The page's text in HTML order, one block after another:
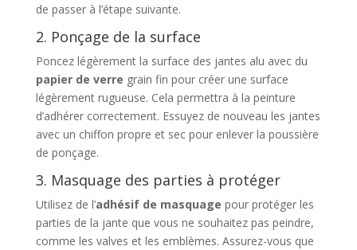
de passer à l’étape suivante.
2. Ponçage de la surface
Poncez légèrement la surface des jantes alu avec du
papier de verre grain fin pour créer une surface
légèrement rugueuse. Cela permettra à la peinture
d’adhérer correctement. Essuyez de nouveau les jantes
avec un chiffon propre et sec pour enlever la poussière
de ponçage.
3. Masquage des parties à protéger
Utilisez de l’adhésif de masquage pour protéger les
parties de la jante que vous ne souhaitez pas peindre,
comme les valves et les emblèmes. Assurez-vous que